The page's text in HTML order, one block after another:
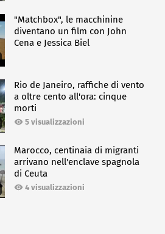
"Matchbox", le macchinine
diventano un film con John
Cena e Jessica Biel
Rio de Janeiro, raffiche di vento
a oltre cento all'ora: cinque
morti
5 visualizzazioni
Marocco, centinaia di migranti
arrivano nell'enclave spagnola
di Ceuta
4 visualizzazioni